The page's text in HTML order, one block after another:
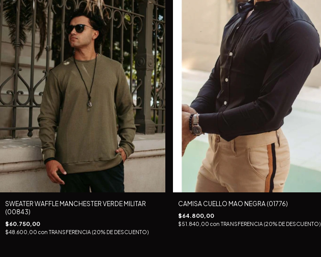
SWEATER WAFFLE MANCHESTER VERDE MILITAR
(00843)
$60.750,00
$48.600,00 con TRANSFERENCIA (20% DE DESCUENTO)
CAMISA CUELLO MAO NEGRA (01776)
$64.800,00
$51.840,00 con TRANSFERENCIA (20% DE DESCUENTO)